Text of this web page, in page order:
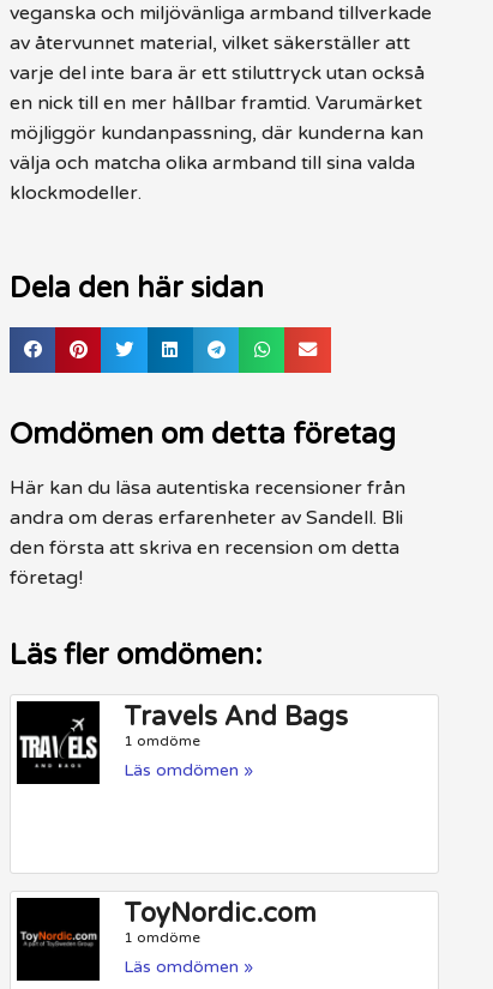
veganska och miljövänliga armband tillverkade
av återvunnet material, vilket säkerställer att
varje del inte bara är ett stiluttryck utan också
en nick till en mer hållbar framtid. Varumärket
möjliggör kundanpassning, där kunderna kan
välja och matcha olika armband till sina valda
klockmodeller.
Dela den här sidan
Omdömen om detta företag
Här kan du läsa autentiska recensioner från
andra om deras erfarenheter av Sandell. Bli
den första att skriva en recension om detta
företag!
Läs fler omdömen:
Travels And Bags
1 omdöme
Läs omdömen »
ToyNordic.com
1 omdöme
Läs omdömen »